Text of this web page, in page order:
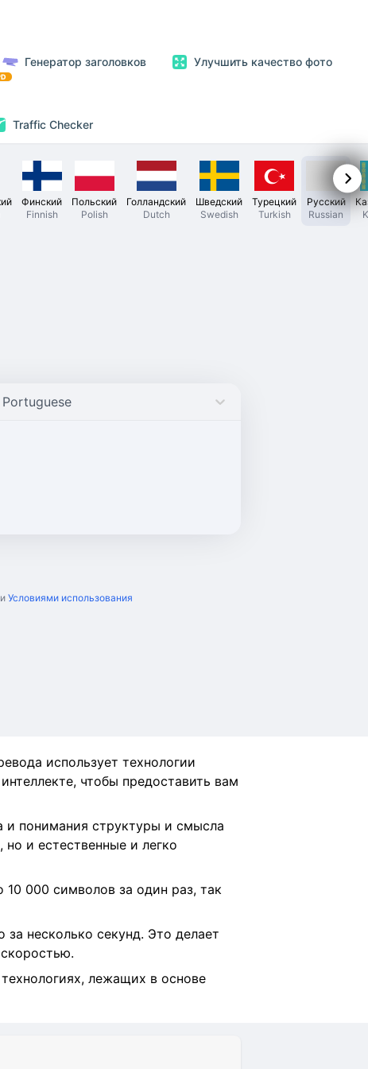
Генератор заголовков Улучшить качество фото
Traffic Checker
Финский
Finnish
Польский
Polish
Голландский
Dutch
Шведский
Swedish
Турецкий
Turkish
Русский
Russian
Portuguese
и Условиями использования
использует технологии
чтобы предоставить вам
и понимания структуры и смысла
и естественные и легко
000 символов за один раз, так
несколько секунд. Это делает
лежащих в основе